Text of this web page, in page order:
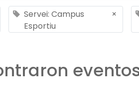
Servei: Campus
Esportiu
×